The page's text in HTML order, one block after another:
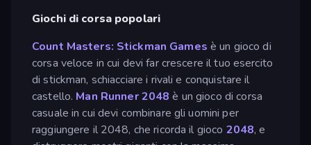
Giochi di corsa popolari
Count Masters: Stickman Games è un gioco di
corsa veloce in cui devi far crescere il tuo esercito
di stickman, schiacciare i rivali e conquistare il
castello. Man Runner 2048 è un gioco di corsa
casuale in cui devi combinare gli uomini per
raggiungere il 2048, che ricorda il gioco 2048, e